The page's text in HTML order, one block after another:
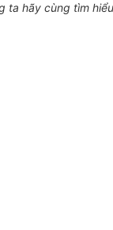
ta hãy cùng tìm